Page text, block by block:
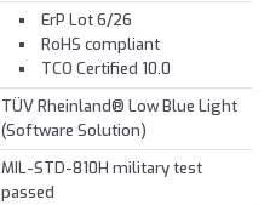
ErP Lot 6/26
RoHS compliant
TCO Certified 10.0
TÜV Rheinland® Low Blue Light
(Software Solution)
MIL-STD-810H military test
passed